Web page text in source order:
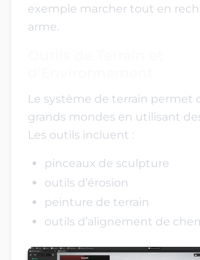
exemple marcher tout en
arme.
Le système de terrain permet
grands mondes en utilisant
Les outils incluent :
pinceaux de sculpture
outils d’érosion
peinture de terrain
outils d’alignement de